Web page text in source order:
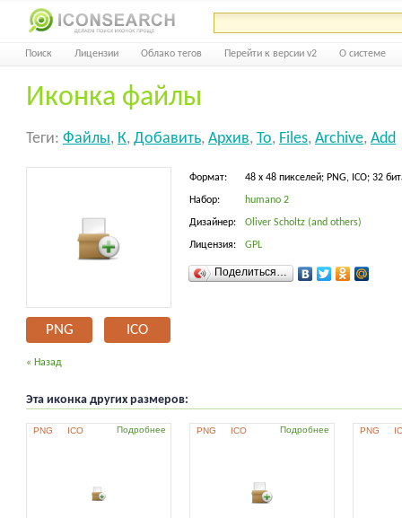
Поиск Лицензии Облако тегов Перейти к версии v2 О системе
Иконка файлы
Теги: Файлы, К, Добавить, Архив, To, Files, Archive, Add
PNG ICO
Формат: 48 x 48 пикселей; PNG, ICO; 32
Набор: humano 2
Дизайнер: Oliver Scholtz (and others)
Лицензия: GPL
Поделиться…
« Назад
Эта иконка других размеров:
PNG ICO Подробнее PNG ICO Подробнее PNG